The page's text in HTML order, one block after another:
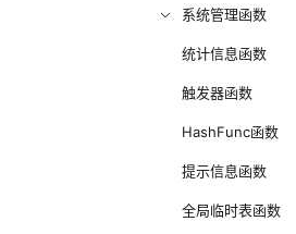
系统管理函数
统计信息函数
触发器函数
HashFunc函数
提示信息函数
全局临时表函数